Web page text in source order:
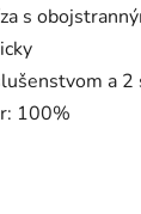
s
a
100%